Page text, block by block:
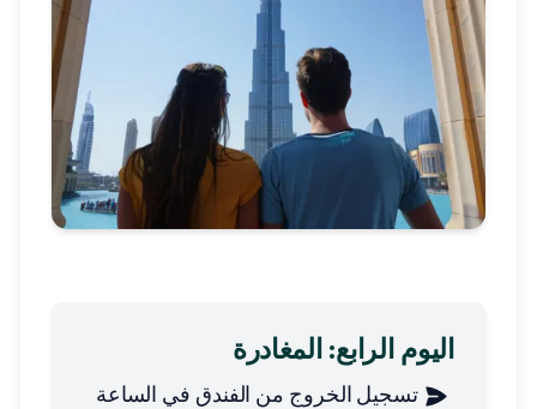
اليوم الرابع: المغادرة
تسجيل الخروج من الفندق في الساعة